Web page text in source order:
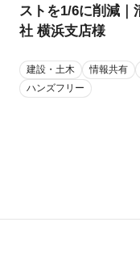
ストを1/6に削減｜
社 横浜支店様
建設・土木 情報共有
ハンズフリー